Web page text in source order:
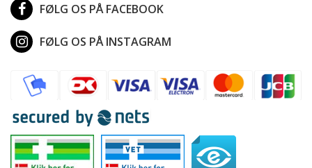
FØLG OS PÅ FACEBOOK
FØLG OS PÅ INSTAGRAM